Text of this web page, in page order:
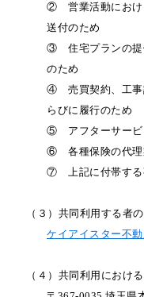
② 営業活動におけ
送付のため
③ 住宅プランの提
のため
④ 売買契約、工事
らびに履行のため
⑤ アフターサービ
⑥ 各種保険の代理
⑦ 上記に付帯する
（３）共同利用する者
ケイアイスター不
（４）共同利用におけ